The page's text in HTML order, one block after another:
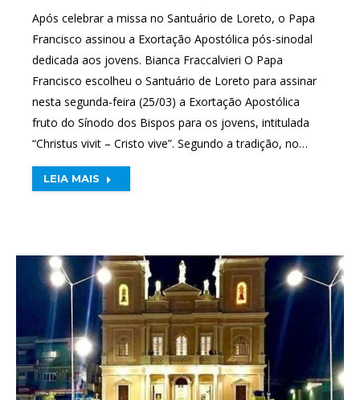
Após celebrar a missa no Santuário de Loreto, o Papa
Francisco assinou a Exortação Apostólica pós-sinodal
dedicada aos jovens. Bianca Fraccalvieri O Papa
Francisco escolheu o Santuário de Loreto para assinar
nesta segunda-feira (25/03) a Exortação Apostólica
fruto do Sínodo dos Bispos para os jovens, intitulada
“Christus vivit – Cristo vive”. Segundo a tradição, no…
LEIA MAIS